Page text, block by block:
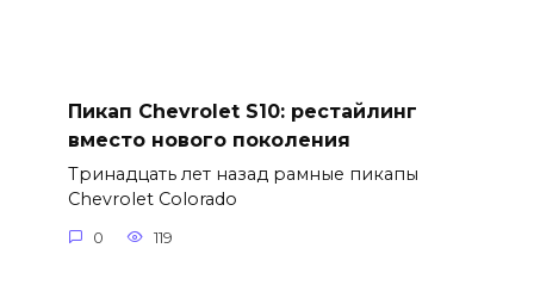
Пикап Chevrolet S10: рестайлинг
вместо нового поколения
Тринадцать лет назад рамные пикапы
Chevrolet Colorado
0 119